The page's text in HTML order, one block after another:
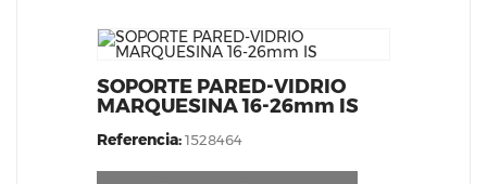
SOPORTE PARED-VIDRIO
MARQUESINA 16-26mm IS
Referencia:1528464